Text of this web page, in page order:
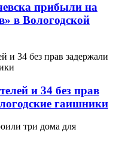
прибыли на
в Вологодской
и 34 без прав
гаишники